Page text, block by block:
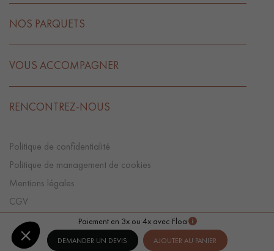
Paiement en 3x ou 4x avec Floa
DEMANDER UN DEVIS AJOUTER AU PANIER
NOS PARQUETS
VOUS ACCOMPAGNER
RENCONTREZ-NOUS
Politique de confidentialité
Politique de management de cookies
Mentions légales
CGV
Préférences Cookies